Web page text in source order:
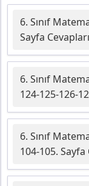
6. Sınıf
Sayfa
6. Sınıf
124-125-126-
6. Sınıf
104-105. Sayfa